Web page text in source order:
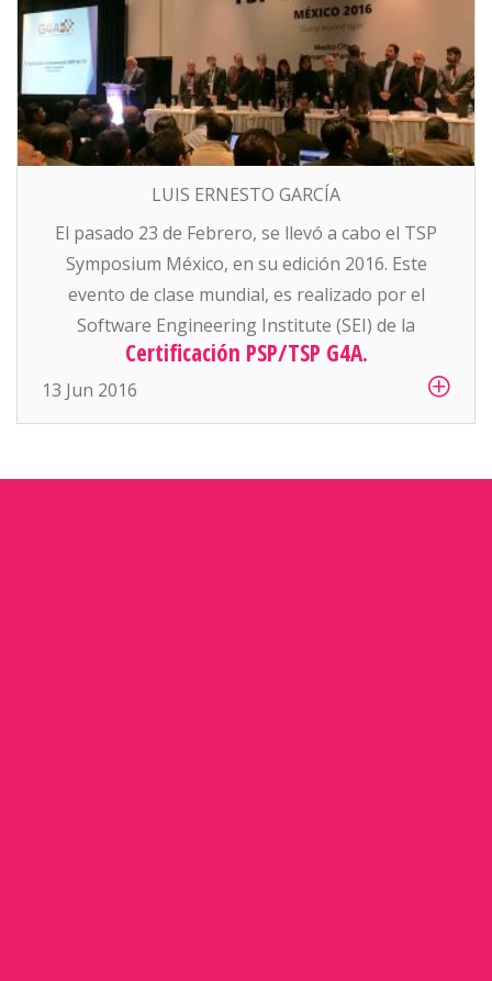
LUIS ERNESTO GARCÍA
El pasado 23 de Febrero, se llevó a cabo el TSP
Symposium México, en su edición 2016. Este
evento de clase mundial, es realizado por el
Software Engineering Institute (SEI) de la
Universidad de Carnegie Mellon en Estados
Unidos de América, busca abarcar una amplia
gama de prácticas que mejoren el rendimiento de
Certificación PSP/TSP G4A.
13 Jun 2016